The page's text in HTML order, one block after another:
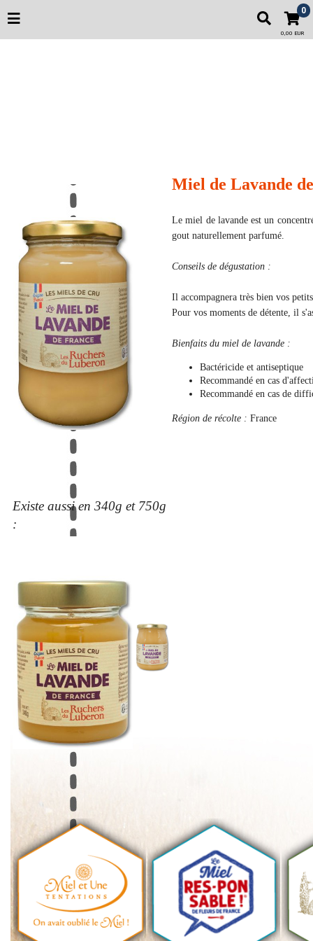
0
0,00 EUR
Miel de Lavande
Le miel de lavande est un
gout naturellement parfumé.
Conseils de dégustation :
Il accompagnera très bien vos
Pour vos moments de détente, il
Bienfaits du miel de lavande :
Bactéricide et antiseptique
Recommandé en cas
Recommandé en cas de
Région de récolte : France
Existe aussi en 340g et 750g
: